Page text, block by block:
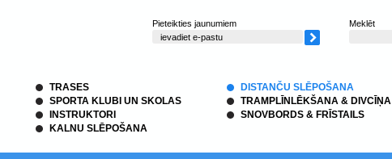
Pieteikties jaunumiem Meklēt
TRASES
SPORTA KLUBI UN SKOLAS
INSTRUKTORI
KALNU SLĒPOŠANA
DISTANČU SLĒPOŠANA
TRAMPLĪNLĒKŠANA & DIVCĪŅA
SNOVBORDS & FRĪSTAILS